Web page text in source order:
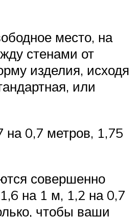
место, на
стенами от
изделия, исходя
или
0,7 метров, 1,75
совершенно
на 1 м, 1,2 на 0,7
чтобы ваши